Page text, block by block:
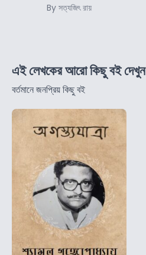
By সত্যজিৎ রায়
এই লেখকের আরো কিছু বই দেখুন
বর্তমানে জনপ্রিয় কিছু বই